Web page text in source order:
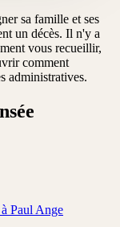
sa famille et ses
un décès. Il n'y a
vous recueillir,
comment
administratives.
Paul Ange